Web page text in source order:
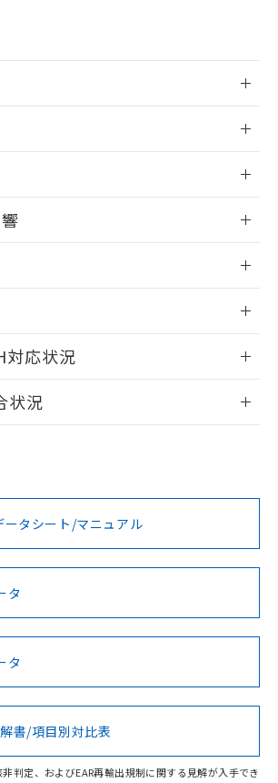
以上
80mm以上、D: 12mm以上、m: 28mm
以上、D: 0mm以上、m: 28mm以
材質による影響
きます。
ログイン/会員登録
をご利用いただく前に、以下を必ずお読
件
対応状況
項・凡例
事項・凡例
Hg Cd Cr(VI)
O
状況
ータシート/マニュアル
タ
タ
書/項目別対比表
判定、およびEAR再輸出規制に関する見解が入手でき
談に必要な範囲で利用すること
利用に関して"
範囲」に記載されている法人を
す。
令（10物質）の非含有証明書
含有証明書（当社基準）
発行日時点で非含有を証明す
過去に遡って非含有を証明する
りません。
指令のフタル酸エステル類４
対応品が混在することから備考
を記載しておりました。
て対応品への在庫切替を完了
する キャンセル